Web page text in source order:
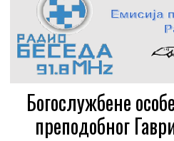
Богослужбене
преподобног